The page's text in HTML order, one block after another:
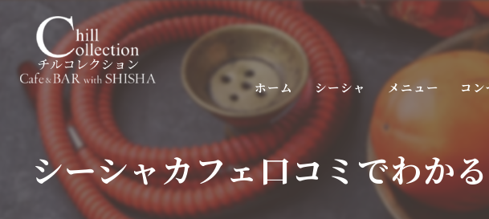
ホーム シーシャ メニュー コン
シーシャカフェ口コミでわか